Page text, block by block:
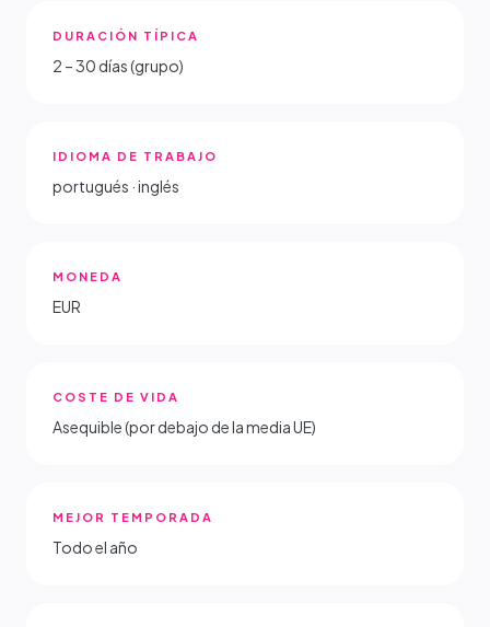
DURACIÓN TÍPICA
2 – 30 días (grupo)
IDIOMA DE TRABAJO
portugués · inglés
MONEDA
EUR
COSTE DE VIDA
Asequible (por debajo de la media UE)
MEJOR TEMPORADA
Todo el año